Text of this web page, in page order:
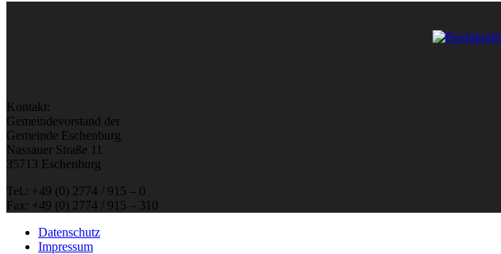
Kontakt:
Gemeindevorstand der
Gemeinde Eschenburg
Nassauer Straße 11
35713 Eschenburg
Tel.: +49 (0) 2774 / 915 – 0
Fax: +49 (0) 2774 / 915 – 310
Datenschutz
Impressum